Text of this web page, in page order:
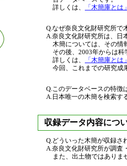
詳しくは、
「木簡庫とは
Q.なぜ奈良文化財研究所で
A.奈良文化財研究所は、日
木簡については、その情
その後、2003年からは
詳しくは、
「木簡庫とは
今回、これまでの研究成
Q.このデータベースの特徴
A.日本唯一の木簡を検索す
収録データ内容につ
Q.どういった木簡が収録さ
A.奈良文化財研究所が調査
また、出土物ではあり